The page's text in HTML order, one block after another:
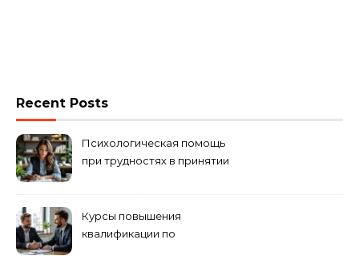
Recent Posts
Психологическая помощь
при трудностях в принятии
Курсы повышения
квалификации по